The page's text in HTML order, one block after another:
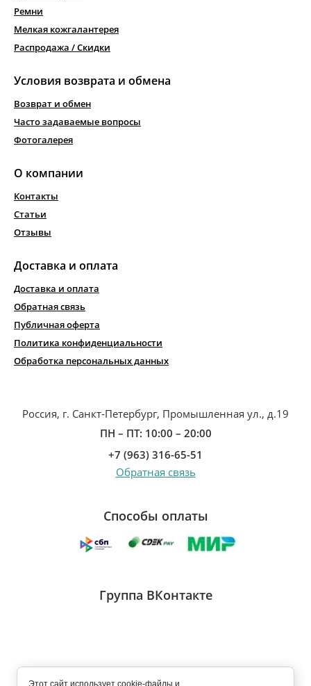
Ремни
Мелкая кожгалантерея
Распродажа / Скидки
Условия возврата и обмена
Возврат и обмен
Часто задаваемые вопросы
Фотогалерея
О компании
Контакты
Статьи
Отзывы
Доставка и оплата
Доставка и оплата
Обратная связь
Публичная оферта
Политика конфиденциальности
Обработка персональных данных
Россия, г. Санкт-Петербург, Промышленная ул., д.19
ПН – ПТ: 10:00 – 20:00
+7 (963) 316-65-51
Обратная связь
Способы оплаты
Группа ВКонтакте
Этот сайт использует cookie-файлы и